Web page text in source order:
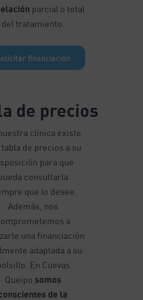
parcial o total
del tratamiento.
financiación
de precios
clínica existe
tabla de precios a su
para que
consultarla
que lo desee.
Además, nos
a
una financiación
adaptada a su
En Cuevas
Queipo somos
de la